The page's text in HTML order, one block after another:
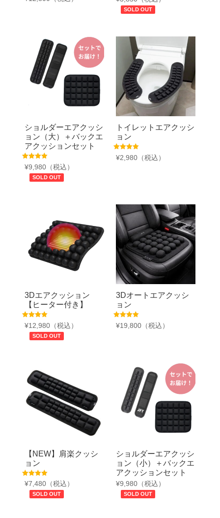
5.00
の評価SOLD OUT
ショルダーエアクッシ
ョン（大）＋バックエ
アクッションセット
5段階中
5.00
の評価
¥9,980（税込）
SOLD OUT
トイレットエアクッシ
ョン
5段階中
5.00
¥2,980 （税込）
3Dエアクッション
【ヒーター付き】
5段階中
5.00
の評価
¥12,980（税込）
SOLD OUT
3Dオートエアクッシ
ョン
5段階中
4.38
¥19,800 （税込）
【NEW】肩楽クッシ
ョン
5段階中
4.83
の評価
¥7,480（税込）
SOLD OUT
ショルダーエアクッシ
ョン（小）＋バックエ
アクッションセット
¥9,980 （税込）
SOLD OUT